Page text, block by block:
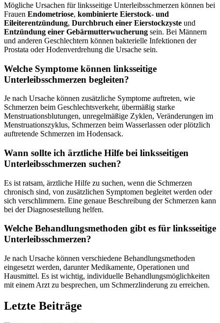
Mögliche Ursachen für linksseitige Unterleibsschmerzen können bei
Frauen Endometriose, kombinierte Eierstock- und
Eileiterentzündung, Durchbruch einer Eierstockzyste und
Entzündung einer Gebärmutterwucherung sein. Bei Männern
und anderen Geschlechtern können bakterielle Infektionen der
Prostata oder Hodenverdrehung die Ursache sein.
Welche Symptome können linksseitige
Unterleibsschmerzen begleiten?
Je nach Ursache können zusätzliche Symptome auftreten, wie
Schmerzen beim Geschlechtsverkehr, übermäßig starke
Menstruationsblutungen, unregelmäßige Zyklen, Veränderungen im
Menstruationszyklus, Schmerzen beim Wasserlassen oder plötzlich
auftretende Schmerzen im Hodensack.
Wann sollte ich ärztliche Hilfe bei linksseitigen
Unterleibsschmerzen suchen?
Es ist ratsam, ärztliche Hilfe zu suchen, wenn die Schmerzen
chronisch sind, von zusätzlichen Symptomen begleitet werden oder
sich verschlimmern. Eine genaue Beschreibung der Schmerzen kann
bei der Diagnosestellung helfen.
Welche Behandlungsmethoden gibt es für linksseitige
Unterleibsschmerzen?
Je nach Ursache können verschiedene Behandlungsmethoden
eingesetzt werden, darunter Medikamente, Operationen und
Hausmittel. Es ist wichtig, individuelle Behandlungsmöglichkeiten
mit einem Arzt zu besprechen, um Schmerzlinderung zu erreichen.
Letzte Beiträge